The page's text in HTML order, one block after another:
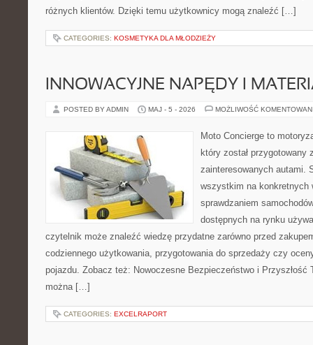
różnych klientów. Dzięki temu użytkownicy mogą znaleźć […]
CATEGORIES: KOSMETYKA DLA MŁODZIEŻY
INNOWACYJNE NAPĘDY I
POSTED BY ADMIN MAJ - 5 - 2026 MOŻLIWOŚĆ
Moto Concierge to
który został przygotowany
zainteresowanych autami.
wszystkim na konkretnych
sprawdzaniem
dostępnych na rynku
czytelnik może znaleźć wiedzę przydatne zarówno przed
codziennego użytkowania, przygotowania do sprzedaży czy
pojazdu. Zobacz też: Nowoczesne Bezpieczeństwo i Przyszłość
można […]
CATEGORIES: EXCELRAPORT